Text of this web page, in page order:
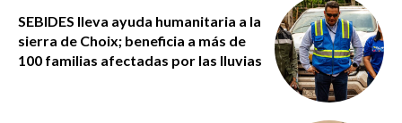
SEBIDES lleva ayuda humanitaria a la
sierra de Choix; beneficia a más de
100 familias afectadas por las lluvias